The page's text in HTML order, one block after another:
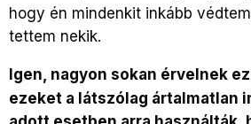
hogy én mindenkit inkább
tettem nekik.
Igen, nagyon sokan érvelnek
ezeket a látszólag ártalmatlan